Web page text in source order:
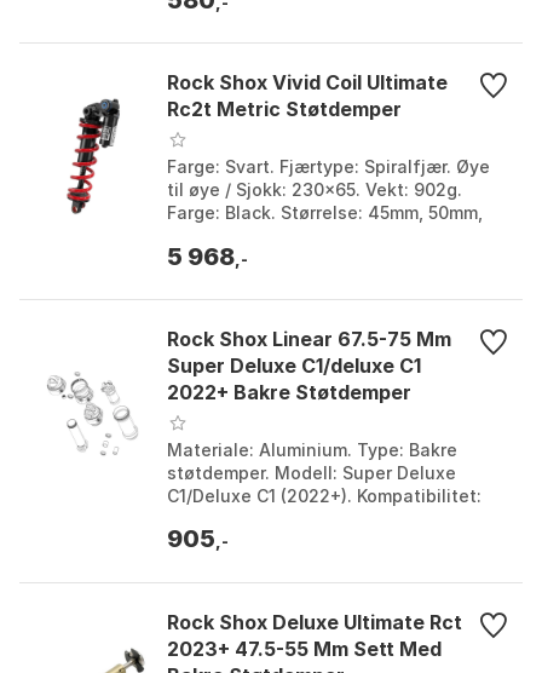
Rock Shox Vivid Coil Ultimate
Rc2t Metric Støtdemper
Farge: Svart. Fjærtype: Spiralfjær. Øye
til øye / Sjokk: 230x65. Vekt: 902g.
Farge: Black. Størrelse: 45mm, 50mm,
Størrelse 2: 185mm...
5 968 ,-
Rock Shox Linear 67.5-75 Mm
Super Deluxe C1/deluxe C1
2022+ Bakre Støtdemper
Luftpatronsett
Materiale: Aluminium. Type: Bakre
støtdemper. Modell: Super Deluxe
C1/Deluxe C1 (2022+). Kompatibilitet:
Størrelse: One Size...
905 ,-
Rock Shox Deluxe Ultimate Rct
2023+ 47.5-55 Mm Sett Med